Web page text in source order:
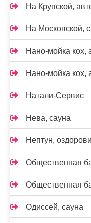
На Крупской,
На Московской,
Нано-мойка кох,
Нано-мойка кох,
Натали-Сервис
Нева, сауна
Нептун,
Общественная
Общественная
Одиссей, сауна